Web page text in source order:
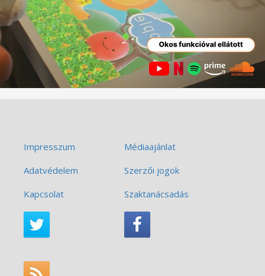
Impresszum
Médiaajánlat
Adatvédelem
Szerzői jogok
Kapcsolat
Szaktanácsadás